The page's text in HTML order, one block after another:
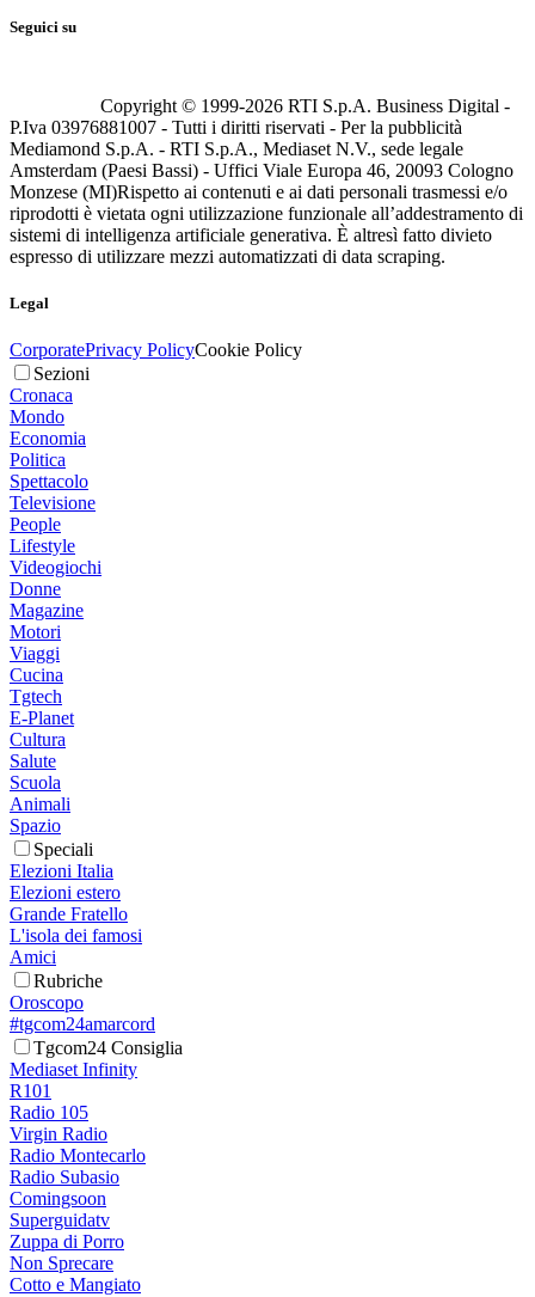
Seguici su
Copyright © 1999-2026 RTI S.p.A. Business Digital -
P.Iva 03976881007 - Tutti i diritti riservati - Per la pubblicità
Mediamond S.p.A. - RTI S.p.A., Mediaset N.V., sede legale
Amsterdam (Paesi Bassi) - Uffici Viale Europa 46, 20093 Cologno
Monzese (MI)Rispetto ai contenuti e ai dati personali trasmessi e/o
riprodotti è vietata ogni utilizzazione funzionale all’addestramento di
sistemi di intelligenza artificiale generativa. È altresì fatto divieto
espresso di utilizzare mezzi automatizzati di data scraping.
Legal
CorporatePrivacy PolicyCookie Policy
Sezioni
Cronaca
Mondo
Economia
Politica
Spettacolo
Televisione
People
Lifestyle
Videogiochi
Donne
Magazine
Motori
Viaggi
Cucina
Tgtech
E-Planet
Cultura
Salute
Scuola
Animali
Spazio
Speciali
Elezioni Italia
Elezioni estero
Grande Fratello
L'isola dei famosi
Amici
Rubriche
Oroscopo
#tgcom24amarcord
Tgcom24 Consiglia
Mediaset Infinity
R101
Radio 105
Virgin Radio
Radio Montecarlo
Radio Subasio
Comingsoon
Superguidatv
Zuppa di Porro
Non Sprecare
Cotto e Mangiato